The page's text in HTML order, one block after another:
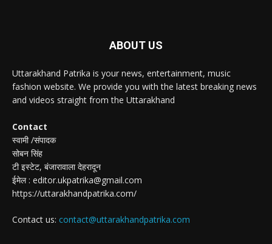
ABOUT US
Uttarakhand Patrika is your news, entertainment, music
fashion website. We provide you with the latest breaking news
and videos straight from the Uttarakhand
Contact
स्वामी /संपादक
सोबन सिंह
टी इस्टेट, बंजारावाला देहरादून
ईमेल : editor.ukpatrika@gmail.com
https://uttarakhandpatrika.com/
Contact us: contact@uttarakhandpatrika.com